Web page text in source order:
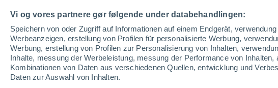
Vi og vores partnere gør følgende under databehandlingen:
Speichern von oder Zugriff auf Informationen auf einem Endgerät,
Werbeanzeigen, erstellung von Profilen für personalisierte Werbung,
Werbung, erstellung von Profilen zur Personalisierung von Inhalten,
Inhalte, messung der Werbeleistung, messung der Performance von
Kombinationen von Daten aus verschiedenen Quellen, entwicklung und
Daten zur Auswahl von Inhalten.
Webcams in Nauders